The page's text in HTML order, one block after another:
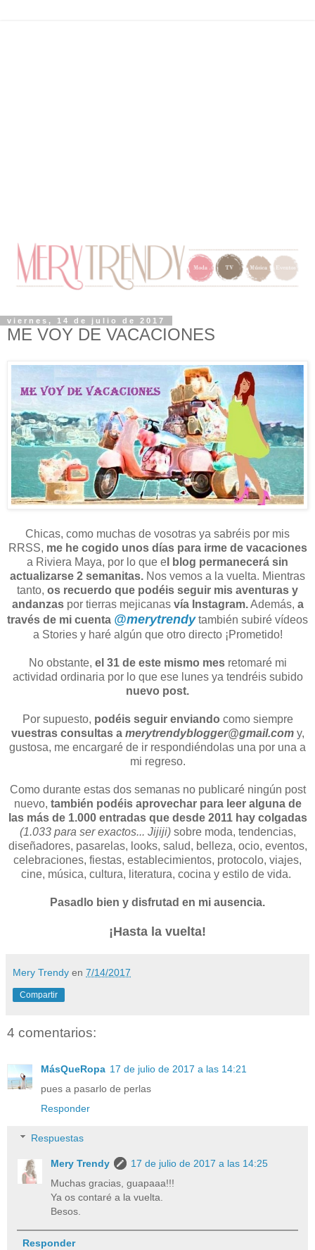
viernes, 14 de julio de 2017
ME VOY DE VACACIONES
Chicas, como muchas de vosotras ya sabréis por mis
RRSS, me he cogido unos días para irme de vacaciones
a Riviera Maya, por lo que e l blog permanecerá sin
actualizarse 2 semanitas. Nos vemos a la vuelta. Mientras
tanto, os recuerdo que podéis seguir mis aventuras y
andanzas por tierras mejicanas vía Instagram.Además, a
través de mi cuenta @merytrendy también subiré vídeos
a Stories y haré algún que otro directo ¡Prometido!
No obstante, el 31 de este mismo mes retomaré mi
actividad ordinaria por lo que ese lunes ya tendréis subido
nuevo post.
Por supuesto, podéis seguir enviando como siempre
vuestras consultas a merytrendyblogger@gmail.comy,
gustosa, me encargaré de ir respondiéndolas una por una a
mi regreso.
Como durante estas dos semanas no publicaré ningún post
nuevo, también podéis aprovechar para leer alguna de
las más de 1.000 entradas que desde 2011 hay colgadas
(1.033 para ser exactos... Jijiji) sobre moda, tendencias,
diseñadores, pasarelas, looks, salud, belleza, ocio, eventos,
celebraciones, fiestas, establecimientos, protocolo, viajes,
cine, música, cultura, literatura, cocina y estilo de vida.
Pasadlo bien y disfrutad en mi ausencia.
¡Hasta la vuelta!
Mery Trendy en 7/14/2017
Compartir
4 comentarios:
MásQueRopa 17 de julio de 2017 a las 14:21
pues a pasarlo de perlas
Responder
Respuestas
Mery Trendy
17 de julio de 2017 a las 14:25
Muchas gracias, guapaaa!!!
Ya os contaré a la vuelta.
Besos.
Responder